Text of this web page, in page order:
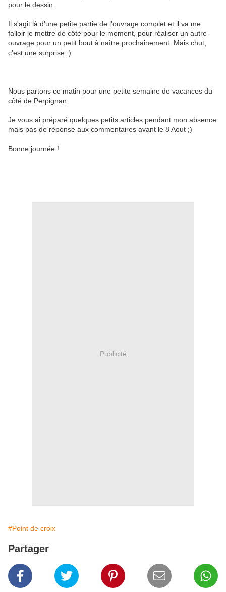
pour le dessin.
Il s'agit là d'une petite partie de l'ouvrage complet,et il va me
falloir le mettre de côté pour le moment, pour réaliser un autre
ouvrage pour un petit bout à naître prochainement. Mais chut,
c'est une surprise ;)
Nous partons ce matin pour une petite semaine de vacances du
côté de Perpignan
Je vous ai préparé quelques petits articles pendant mon absence
mais pas de réponse aux commentaires avant le 8 Aout ;)
Bonne journée !
Publicité
#Point de croix
Partager